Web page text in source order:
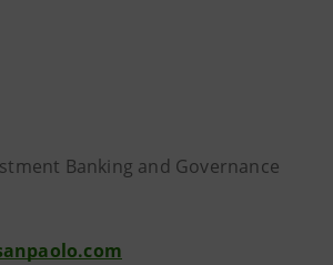
Banking and Governance